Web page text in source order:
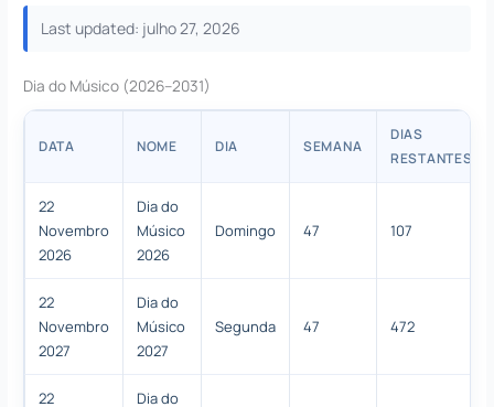
Last updated: julho 27, 2026
Dia do Músico (2026–2031)
DATA NOME DIA SEMANA
DIAS
RESTANTES
22
Novembro
2026
Dia do
Músico
2026
Domingo 47 107
22
Novembro
2027
Dia do
Músico
2027
Segunda 47 472
22
Dia do